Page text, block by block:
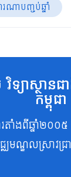
ណាបញ្ចប់ឆ្នាំ
យាស្ថានជ
កម្ពុជា
តាំងពីឆ្នាំ២០០៥
មណ្ឌលស្រាវជ្រា